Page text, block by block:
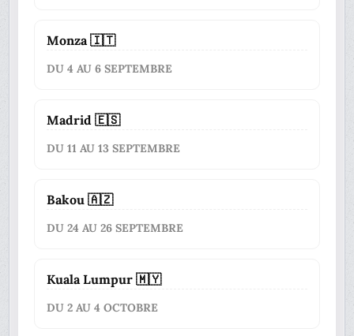
Monza 🇮🇹
DU 4 AU 6 SEPTEMBRE
Madrid 🇪🇸
DU 11 AU 13 SEPTEMBRE
Bakou 🇦🇿
DU 24 AU 26 SEPTEMBRE
Kuala Lumpur 🇲🇾
DU 2 AU 4 OCTOBRE